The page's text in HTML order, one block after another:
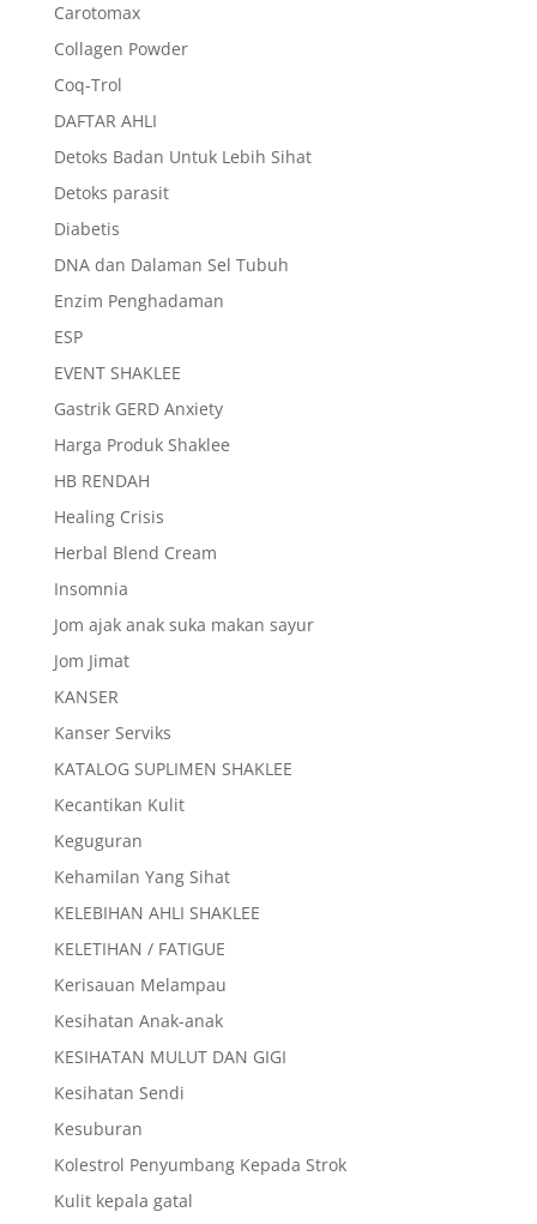
Carotomax
Collagen Powder
Coq-Trol
DAFTAR AHLI
Detoks Badan Untuk Lebih Sihat
Detoks parasit
Diabetis
DNA dan Dalaman Sel Tubuh
Enzim Penghadaman
ESP
EVENT SHAKLEE
Gastrik GERD Anxiety
Harga Produk Shaklee
HB RENDAH
Healing Crisis
Herbal Blend Cream
Insomnia
Jom ajak anak suka makan sayur
Jom Jimat
KANSER
Kanser Serviks
KATALOG SUPLIMEN SHAKLEE
Kecantikan Kulit
Keguguran
Kehamilan Yang Sihat
KELEBIHAN AHLI SHAKLEE
KELETIHAN / FATIGUE
Kerisauan Melampau
Kesihatan Anak-anak
KESIHATAN MULUT DAN GIGI
Kesihatan Sendi
Kesuburan
Kolestrol Penyumbang Kepada Strok
Kulit kepala gatal